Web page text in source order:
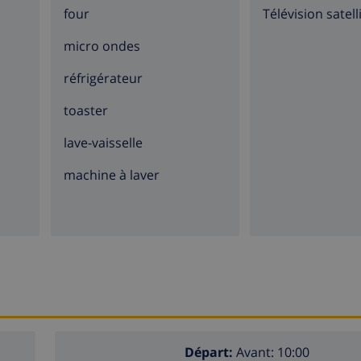
four
micro ondes
réfrigérateur
toaster
lave-vaisselle
machine à laver
Télévision
Départ: Avant: 10:00